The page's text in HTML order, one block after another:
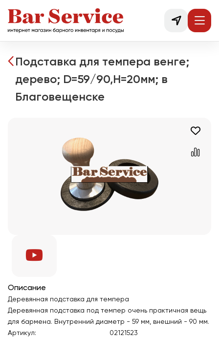
Подставка для темпера венге;
дерево; D=59/90,H=20мм; в
Благовещенске
Описание
Деревянная подставка для темпера
Деревянная подставка под темпер очень практичная вещь
для бармена. Внутренний диаметр - 59 мм, внешний - 90 мм.
Артикул:
02121523